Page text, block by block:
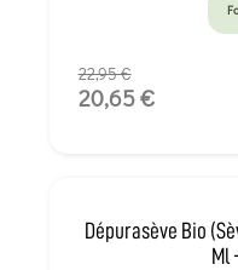
22,95 €
20,65 €
Dépurasève Bio
Ml